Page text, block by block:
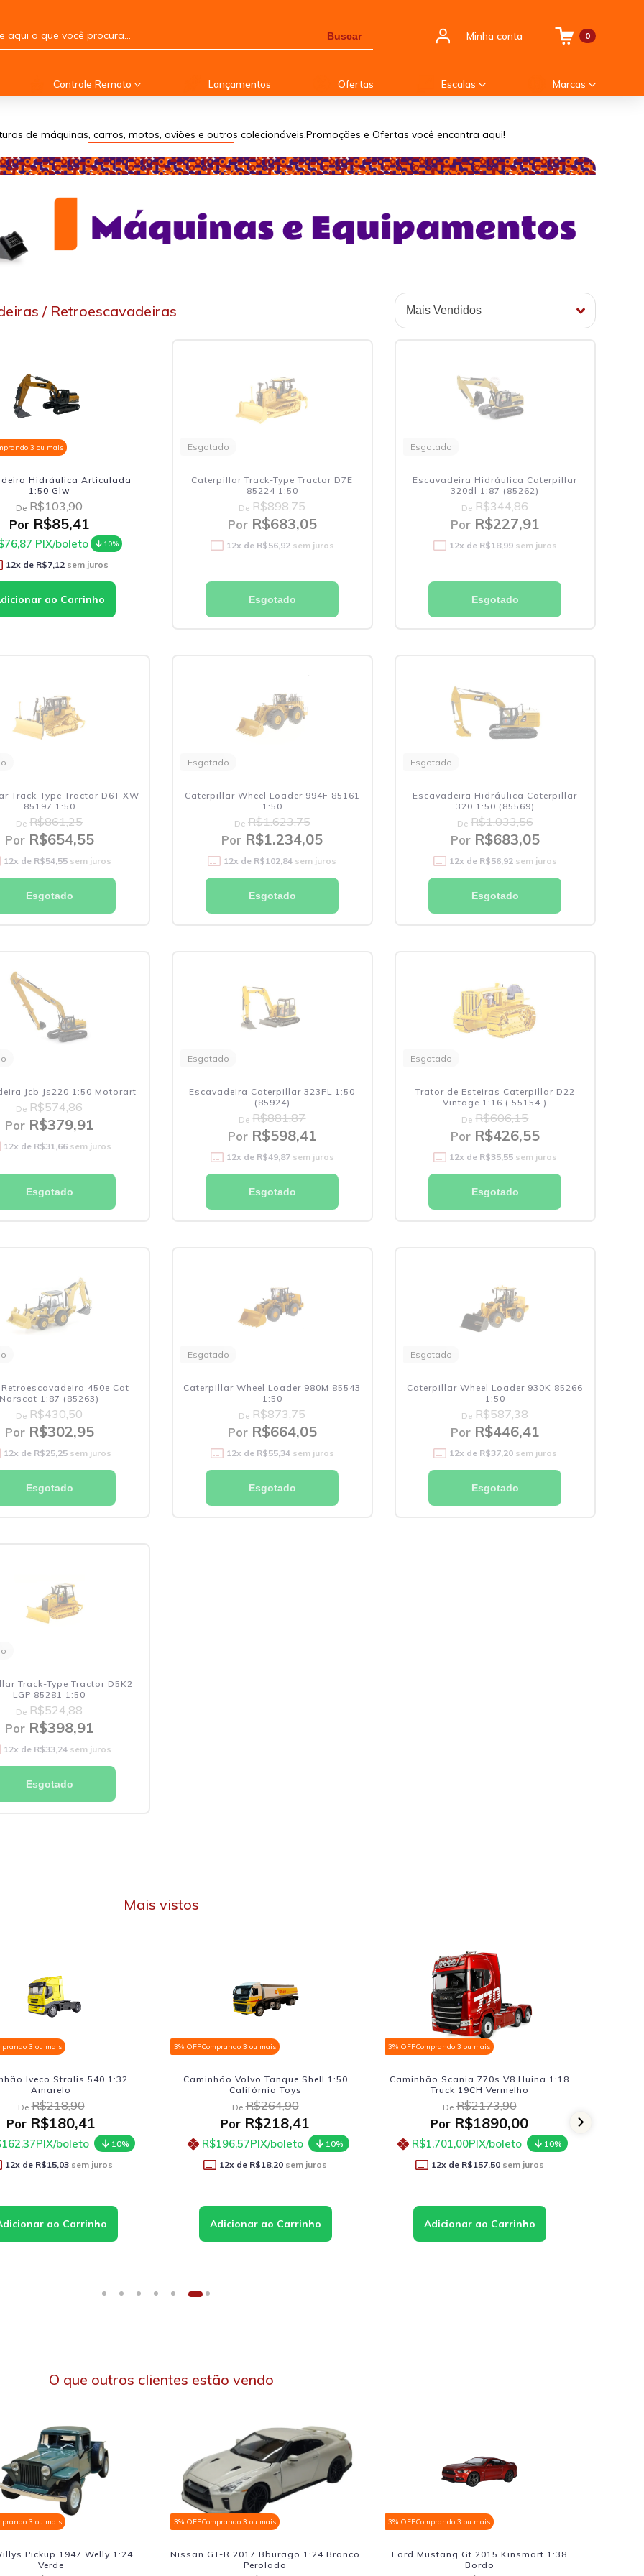
Buscar Minha conta 0
Controle Remoto Lançamentos Ofertas Escalas Marcas
de máquinas, carros, motos, aviões e outros colecionáveis.Promoções e Ofertas você encontra aqui!
/ Retroescavadeiras
3 ou mais
Hidráulica Articulada
1:50 Glw
De R$103,90
PorR$85,41
PIX/boleto 10%
12x de R$7,12 sem juros
Esgotado
Caterpillar Track-Type Tractor D7E
85224 1:50
De R$898,75
PorR$683,05
12x de R$56,92sem juros
Esgotado
Esgotado
Escavadeira Hidráulica Caterpillar
320dl 1:87 (85262)
De R$344,86
PorR$227,91
12x de R$18,99sem juros
Esgotado
Track-Type Tractor D6T XW
85197 1:50
De R$861,25
PorR$654,55
12x de R$54,55sem juros
Esgotado
Esgotado
Caterpillar Wheel Loader 994F 85161
1:50
De R$1.623,75
Por R$1.234,05
12x de R$102,84 sem juros
Esgotado
Esgotado
Escavadeira Hidráulica Caterpillar
320 1:50 (85569)
De R$1.033,56
PorR$683,05
12x de R$56,92sem juros
Esgotado
Jcb Js220 1:50 Motorart
De R$574,86
PorR$379,91
12x de R$31,66sem juros
Esgotado
Esgotado
Escavadeira Caterpillar 323FL 1:50
(85924)
De R$881,87
PorR$598,41
12x de R$49,87sem juros
Esgotado
Esgotado
Trator de Esteiras Caterpillar D22
Vintage 1:16 ( 55154 )
De R$606,15
PorR$426,55
12x de R$35,55sem juros
Esgotado
450e Cat
Norscot 1:87 (85263)
De R$430,50
PorR$302,95
12x de R$25,25sem juros
Esgotado
Esgotado
Caterpillar Wheel Loader 980M 85543
1:50
De R$873,75
PorR$664,05
12x de R$55,34sem juros
Esgotado
Esgotado
Caterpillar Wheel Loader 930K 85266
1:50
De R$587,38
PorR$446,41
12x de R$37,20sem juros
Esgotado
Track-Type Tractor D5K2
LGP 85281 1:50
De R$524,88
PorR$398,91
12x de R$33,24sem juros
Esgotado
Mais vistos
3 ou mais
Iveco Stralis 540 1:32
Amarelo
De R$218,90
Por R$180,41
PIX/boleto
10%
12x de R$15,03 sem juros
3% OFFComprando 3 ou mais
Caminhão Volvo Tanque Shell 1:50
Califórnia Toys
De R$264,90
Por R$218,41
R$196,57PIX/boleto
10%
12x de R$18,20 sem juros
3% OFFComprando 3 ou mais
Caminhão Scania 770s V8 Huina 1:18
Truck 19CH Vermelho
De R$2173,90
Por R$1890,00
R$1.701,00PIX/boleto
10%
12x de R$157,50sem juros
O que outros clientes estão vendo
3% OFFComprando 3 ou mais
Nissan GT-R 2017 Bburago 1:24 Branco
3% OFFComprando 3 ou mais
Ford Mustang Gt 2015 Kinsmart 1:38
3% OFFComprando 3 ou mais
Ferrari 1:32 Die Cast Amarelo